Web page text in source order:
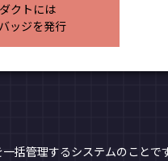
クトには
バッジを発行
括管理するシステムのことで